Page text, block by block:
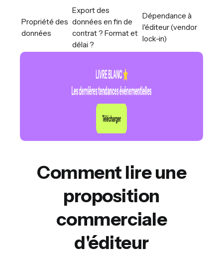
Propriété des
données
Export des
données en fin de
contrat ? Format et
délai ?
Dépendance à
l'éditeur (vendor
lock-in)
Comment lire une
proposition
commerciale
d'éditeur